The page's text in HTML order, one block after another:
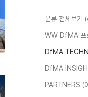
분류 전체보기
WW DfMA 프
DfMA
DfMA
PARTNERS